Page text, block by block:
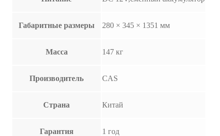
Габаритные размеры 280 × 345 × 1351 мм
Масса 147 кг
Производитель CAS
Страна Китай
Гарантия 1 год